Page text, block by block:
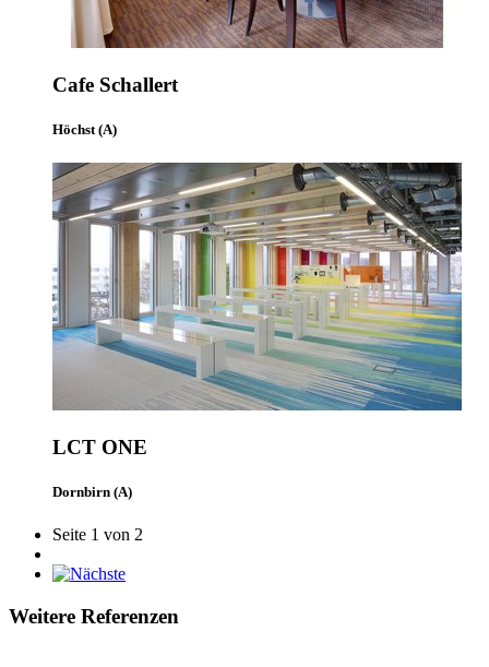
Cafe Schallert
Höchst (A)
LCT ONE
Dornbirn (A)
Seite 1 von 2
Weitere Referenzen